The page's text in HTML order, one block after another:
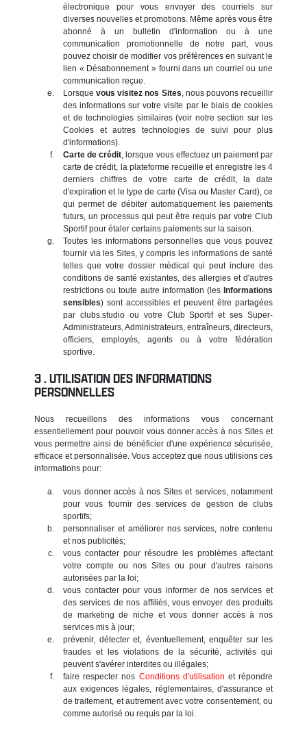
électronique pour vous envoyer des courriels sur
diverses nouvelles et promotions. Même après vous être
abonné à un bulletin d'information ou à une
communication promotionnelle de notre part, vous
pouvez choisir de modifier vos préférences en suivant le
lien « Désabonnement » fourni dans un courriel ou une
communication reçue.
Lorsquevous visitez nos Sites, nous pouvons recueillir
des informations sur votre visite par le biais de cookies
et de technologies similaires (voir notre section sur les
Cookies et autres technologies de suivi pour plus
d'informations).
Carte de crédit, lorsque vous effectuez un paiement par
carte de crédit, la plateforme recueille et enregistre les 4
derniers chiffres de votre carte de crédit, la date
d'expiration et le type de carte (Visa ou Master Card), ce
qui permet de débiter automatiquement les paiements
futurs, un processus qui peut être requis par votre Club
Sportif pour étaler certains paiements sur la saison.
Toutes les informations personnelles que vous pouvez
fournir via les Sites, y compris les informations de santé
telles que votre dossier médical qui peut inclure des
conditions de santé existantes, des allergies et d'autres
restrictions ou toute autre information (les Informations
sensibles) sont accessibles et peuvent être partagées
par clubs.studio ou votre Club Sportif et ses Super-
Administrateurs, Administrateurs, entraîneurs, directeurs,
officiers, employés, agents ou à votre fédération
sportive.
UTILISATION DES INFORMATIONS
PERSONNELLES
Nous recueillons des informations vous concernant
essentiellement pour pouvoir vous donner accès à nos Sites et
vous permettre ainsi de bénéficier d'une expérience sécurisée,
efficace et personnalisée. Vous acceptez que nous utilisions ces
informations pour:
vous donner accès à nos Sites et services, notamment
pour vous fournir des services de gestion de clubs
sportifs;
personnaliser et améliorer nos services, notre contenu
et nos publicités;
vous contacter pour résoudre les problèmes affectant
votre compte ou nos Sites ou pour d'autres raisons
autorisées par la loi;
vous contacter pour vous informer de nos services et
des services de nos affiliés, vous envoyer des produits
de marketing de niche et vous donner accès à nos
services mis à jour;
prévenir, détecter et, éventuellement, enquêter sur les
fraudes et les violations de la sécurité, activités qui
peuvent s'avérer interdites ou illégales;
faire respecter nos Conditions d'utilisation et répondre
aux exigences légales, réglementaires, d'assurance et
de traitement, et autrement avec votre consentement, ou
comme autorisé ou requis par la loi.